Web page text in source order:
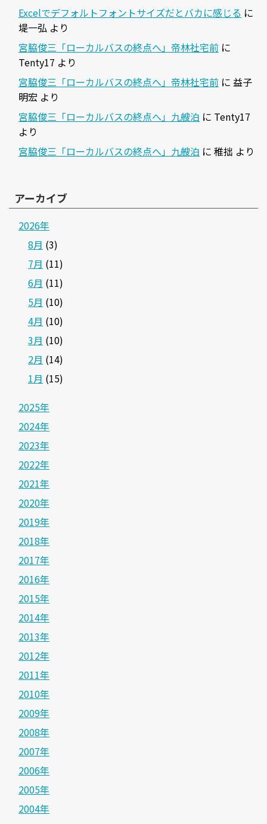
Excelでデフォルトフォントサイズだとバカに感じる に
堤一弘 より
宮脇俊三「ローカルバスの終点へ」帝林社宅前 に
Tenty17 より
宮脇俊三「ローカルバスの終点へ」帝林社宅前 に 益子
明宏 より
宮脇俊三「ローカルバスの終点へ」九艘泊 に Tenty17
より
宮脇俊三「ローカルバスの終点へ」九艘泊 に 稚拙 より
アーカイブ
2026年
8月 (3)
7月 (11)
6月 (11)
5月 (10)
4月 (10)
3月 (10)
2月 (14)
1月 (15)
2025年
2024年
2023年
2022年
2021年
2020年
2019年
2018年
2017年
2016年
2015年
2014年
2013年
2012年
2011年
2010年
2009年
2008年
2007年
2006年
2005年
2004年